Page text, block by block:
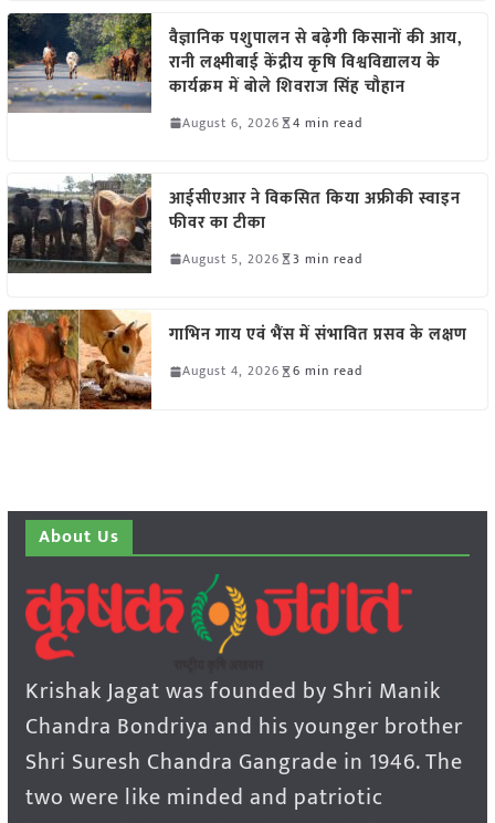
वैज्ञानिक पशुपालन से बढ़ेगी किसानों की आय,
रानी लक्ष्मीबाई केंद्रीय कृषि विश्वविद्यालय के
कार्यक्रम में बोले शिवराज सिंह चौहान
August 6, 2026 4 min read
आईसीएआर ने विकसित किया अफ्रीकी स्वाइन
फीवर का टीका
August 5, 2026 3 min read
गाभिन गाय एवं भैंस में संभावित प्रसव के लक्षण
August 4, 2026 6 min read
About Us
Krishak Jagat was founded by Shri Manik
Chandra Bondriya and his younger brother
Shri Suresh Chandra Gangrade in 1946. The
two were like minded and patriotic